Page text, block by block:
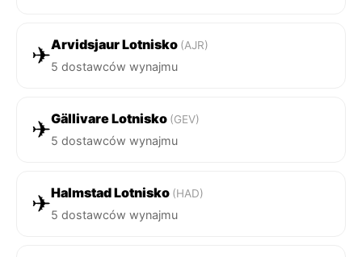
✈Arvidsjaur Lotnisko (AJR)
5 dostawców wynajmu
✈Gällivare Lotnisko (GEV)
5 dostawców wynajmu
✈Halmstad Lotnisko (HAD)
5 dostawców wynajmu